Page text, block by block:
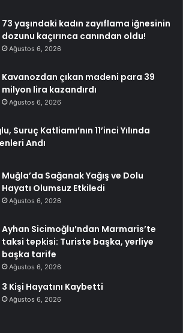
73 yaşındaki kadın zayıflama iğnesinin
dozunu kaçırınca canından oldu!
Ağustos 6, 2026
Kavanozdan çıkan madeni para 39
milyon lira kazandırdı
Ağustos 6, 2026
Suruç Katliamı’nın 11’inci Yılında
Andı
Muğla’da Sağanak Yağış ve Dolu
Hayatı Olumsuz Etkiledi
Ağustos 6, 2026
Ayhan Sicimoğlu’ndan Marmaris’te
taksi tepkisi: Turiste başka, yerliye
başka tarife
Ağustos 6, 2026
3 Kişi Hayatını Kaybetti
Ağustos 6, 2026